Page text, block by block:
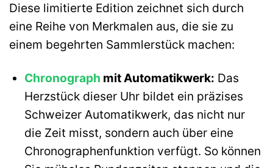
Diese limitierte Edition zeichnet sich durch
eine Reihe von Merkmalen aus, die sie zu
einem begehrten Sammlerstück machen:
Chronograph mit Automatikwerk: Das
Herzstück dieser Uhr bildet ein präzises
Schweizer Automatikwerk, das nicht nur
die Zeit misst, sondern auch über eine
Chronographenfunktion verfügt. So können